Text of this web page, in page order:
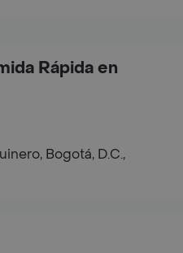
Rápida en
Bogotá, D.C.,